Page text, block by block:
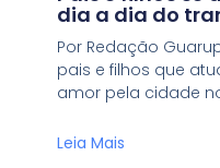
dia a dia do
Guarulhos
Por Redação
pais e filhos que
amor pela cidade
Leia Mais